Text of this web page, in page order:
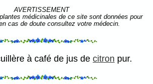
AVERTISSEMENT
médicinales de ce site sont données pour
cas de doute consultez votre médecin.
à café de jus de citron pur.